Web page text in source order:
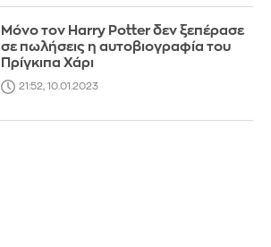
Μόνο τον Harry Potter δεν ξεπέρασε
σε πωλήσεις η αυτοβιογραφία του
Πρίγκιπα Χάρι
21:52, 10.01.2023